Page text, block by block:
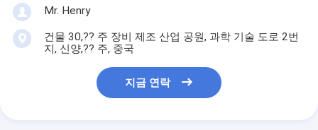
Mr. Henry
건물 30,?? 주 장비 제조 산업 공원, 과학 기술 도로 2번
지, 신양,?? 주, 중국
지금 연락